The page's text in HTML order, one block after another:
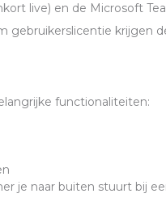
live) en de Microsoft
gebruikerslicentie krijgen
functionaliteiten:
je naar buiten stuurt bij